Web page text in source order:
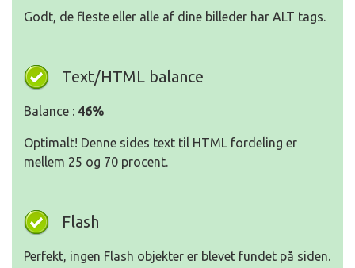
Godt, de fleste eller alle af dine billeder har ALT tags.
Text/HTML balance
Balance : 46%
Optimalt! Denne sides text til HTML fordeling er
mellem 25 og 70 procent.
Flash
Perfekt, ingen Flash objekter er blevet fundet på siden.